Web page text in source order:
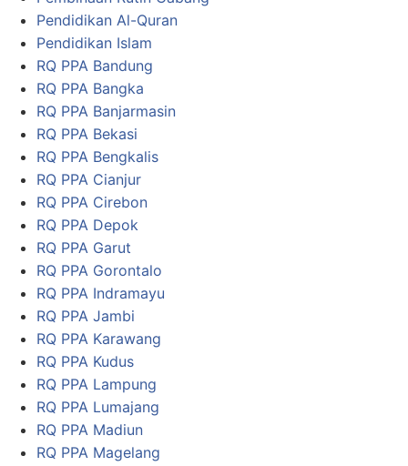
Pendidikan Al-Quran
Pendidikan Islam
RQ PPA Bandung
RQ PPA Bangka
RQ PPA Banjarmasin
RQ PPA Bekasi
RQ PPA Bengkalis
RQ PPA Cianjur
RQ PPA Cirebon
RQ PPA Depok
RQ PPA Garut
RQ PPA Gorontalo
RQ PPA Indramayu
RQ PPA Jambi
RQ PPA Karawang
RQ PPA Kudus
RQ PPA Lampung
RQ PPA Lumajang
RQ PPA Madiun
RQ PPA Magelang